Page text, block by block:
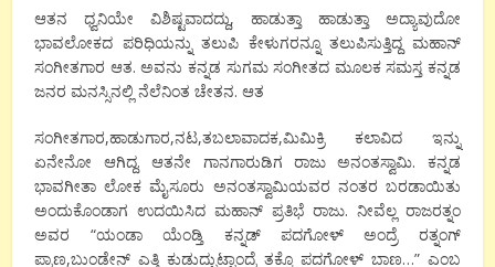
ಆತನ ಧ್ವನಿಯೇ ವಿಶಿಷ್ಟವಾದದ್ದು, ಹಾಡುತ್ತಾ ಹಾಡುತ್ತಾ ಅದ್ಯಾವುದೋ
ಭಾವಲೋಕದ ಪರಿಧಿಯನ್ನು ತಲುಪಿ ಕೇಳುಗರನ್ನೂ ತಲುಪಿಸುತ್ತಿದ್ದ ಮಹಾನ್
ಸಂಗೀತಗಾರ ಆತ. ಅವನು ಕನ್ನಡ ಸುಗಮ ಸಂಗೀತದ ಮೂಲಕ ಸಮಸ್ತ ಕನ್ನಡ
ಜನರ ಮನಸ್ಸಿನಲ್ಲಿ ನೆಲೆನಿಂತ ಚೇತನ. ಆತ
ಸಂಗೀತಗಾರ,ಹಾಡುಗಾರ,ನಟ,ತಬಲಾವಾದಕ,ಮಿಮಿಕ್ರಿ ಕಲಾವಿದ ಇನ್ನು
ಏನೇನೋ ಆಗಿದ್ದ. ಆತನೇ ಗಾನಗಾರುಡಿಗ ರಾಜು ಅನಂತಸ್ವಾಮಿ. ಕನ್ನಡ
ಭಾವಗೀತಾ ಲೋಕ ಮೈಸೂರು ಅನಂತಸ್ವಾಮಿಯವರ ನಂತರ ಬರಡಾಯಿತು
ಅಂದುಕೊಂಡಾಗ ಉದಯಿಸಿದ ಮಹಾನ್ ಪ್ರತಿಭೆ ರಾಜು. ನೀವೆಲ್ಲ ರಾಜರತ್ನಂ
ಅವರ “ಯಂಡಾ ಯೆಂಡ್ತಿ ಕನ್ನಡ್ ಪದಗೋಳ್ ಅಂದ್ರೆ ರತ್ನಂಗ್
ಪ್ರಾಣ,ಬುಂಡೇನ್ ಎತ್ತಿ ಕುಡುದ್ಬುಟ್ಟಾಂದ್ರೆ ತಕ್ಕೊ ಪದಗೋಳ್ ಬಾಣ…” ಎಂಬ